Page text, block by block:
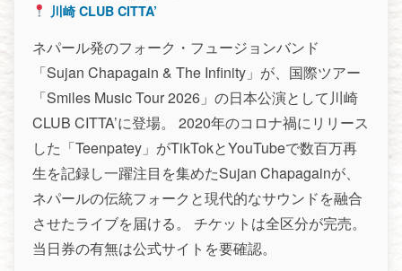
川崎 CLUB CITTA’
ネパール発のフォーク・フュージョンバンド
「Sujan Chapagain & The Infinity」が、国際ツアー
「Smiles Music Tour 2026」の日本公演として川崎
CLUB CITTA’に登場。 2020年のコロナ禍にリリース
した「Teenpatey」がTikTokとYouTubeで数百万再
生を記録し一躍注目を集めたSujan Chapagainが、
ネパールの伝統フォークと現代的なサウンドを融合
させたライブを届ける。 チケットは全区分が完売。
当日券の有無は公式サイトを要確認。